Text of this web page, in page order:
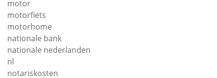
motor
motorfiets
motorhome
nationale bank
nationale nederlanden
nl
notariskosten